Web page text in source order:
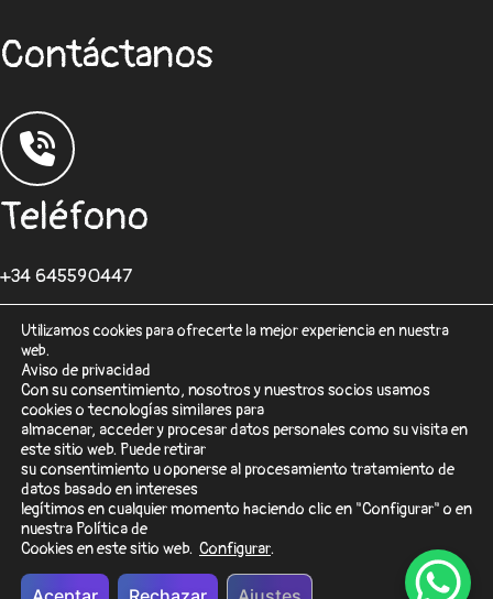
Contáctanos
Teléfono
+34 645590447
Correo
desarrolloweb@sisformaticos.com
© 2026 SisFormáticos
Utilizamos cookies para ofrecerte la mejor experiencia en nuestra
web.
Aviso de privacidad
Con su consentimiento, nosotros y nuestros socios usamos
cookies o tecnologías similares para
almacenar, acceder y procesar datos personales como su visita en
este sitio web. Puede retirar
su consentimiento u oponerse al procesamiento tratamiento de
datos basado en intereses
legítimos en cualquier momento haciendo clic en "Configurar" o en
nuestra Política de
Cookies en este sitio web. Configurar.